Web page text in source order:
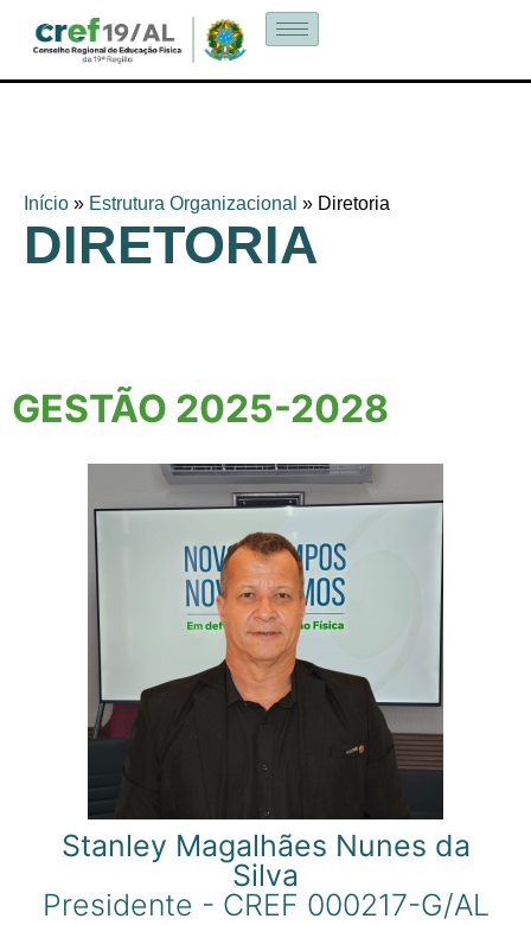
Início » Estrutura Organizacional » Diretoria
DIRETORIA
GESTÃO 2025-2028
Stanley Magalhães Nunes da
Silva
Presidente - CREF 000217-G/AL